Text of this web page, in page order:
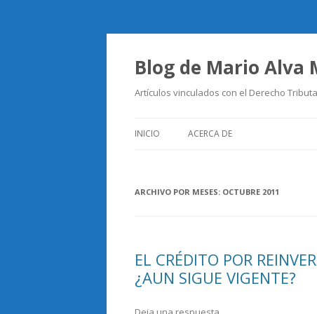
Blog de Mario Alva
Artículos vinculados con el Derecho
INICIO ACERCA DE
ARCHIVO POR MESES: OCTUBRE 2011
EL CRÉDITO POR
¿AUN SIGUE VIGENTE?